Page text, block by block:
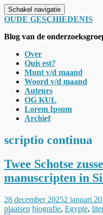
Schakel navigatie
OUDE GESCHIEDENIS
Blog van de
Over
Quis est?
Munt v/d maand
Woord v/d maand
Auteurs
OG KUL
Lorem Ipsum
Archief
scriptio continua
Twee Schotse
manuscripten in
28 december 20252 januari
plaatsen biografie, Egypte,